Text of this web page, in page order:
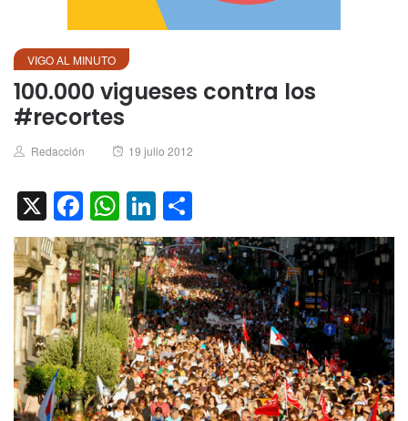
VIGO AL MINUTO
100.000 vigueses contra los
#recortes
Author
Redacción
Posted
19 julio 2012
X Facebook
WhatsApp
LinkedIn